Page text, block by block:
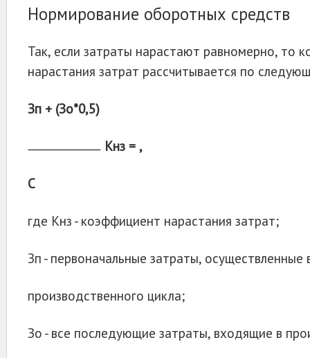
Нормирование оборотных средств
Так, если затраты нарастают равномерно, то
нарастания затрат рассчитывается по
Зп + (Зо*0,5)
Кнз = ,
С
где Кнз - коэффициент нарастания затрат;
Зп - первоначальные затраты, осуществленные
производственного цикла;
Зо - все последующие затраты, входящие в